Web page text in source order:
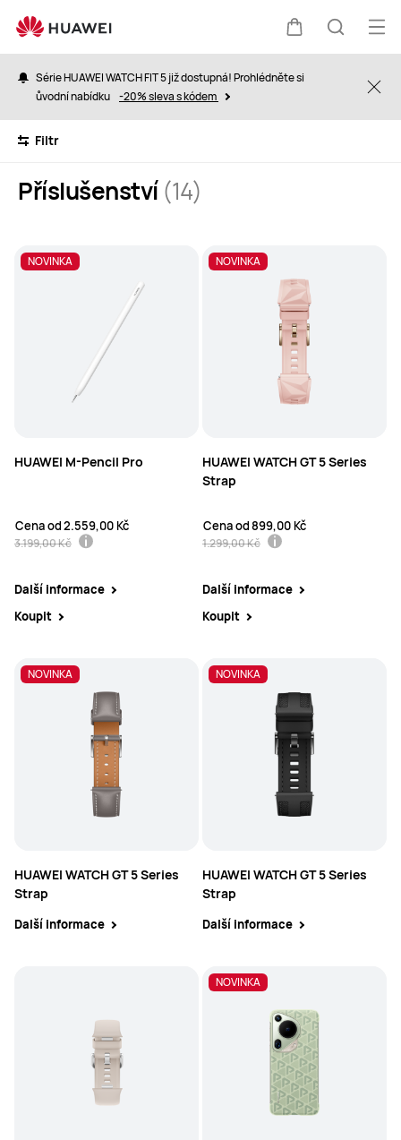
KošíkHledat
Série HUAWEI WATCH FIT 5 již dostupná! Prohlédněte si
ůvodní nabídku -20% sleva s kódem
Filtr
Příslušenství(14)
NOVINKA
HUAWEI M-Pencil Pro
Cena od2.559,00 Kč
3.199,00 Kč
Další informace
Koupit
NOVINKA
HUAWEI WATCH GT 5 Series
Strap
Cena od899,00 Kč
1.299,00 Kč
Další informace
Koupit
NOVINKA
HUAWEI WATCH GT 5 Series
Strap
Další informace
NOVINKA
HUAWEI WATCH GT 5 Series
Strap
Další informace
NOVINKA